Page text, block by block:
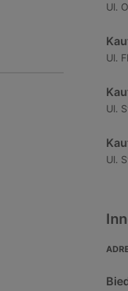
Ul.
Ul.
Ul.
Ul.